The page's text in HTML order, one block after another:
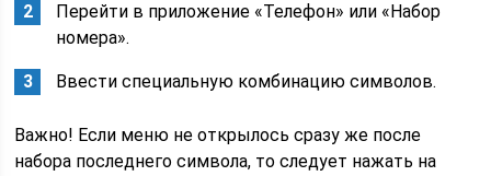
Перейти в приложение «Телефон» или «Набор
номера».
Ввести специальную комбинацию символов.
Важно! Если меню не открылось сразу же после
набора последнего символа, то следует нажать на